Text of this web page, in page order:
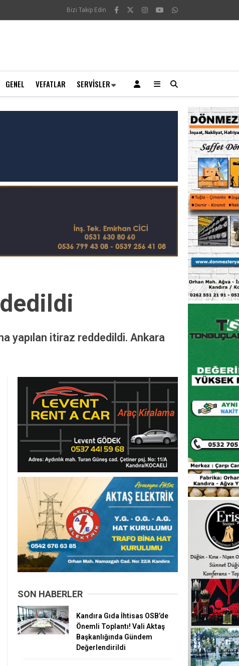
Bizi Takip Edin
GENEL VEFATLAR SERVISLER
yapılan itiraz reddedildi. Ankara
SON HABERLER
Kandıra Gıda İhtisas OSB’de
Önemli Toplantı! Vali Aktaş
Başkanlığında Gündem
Değerlendirildi